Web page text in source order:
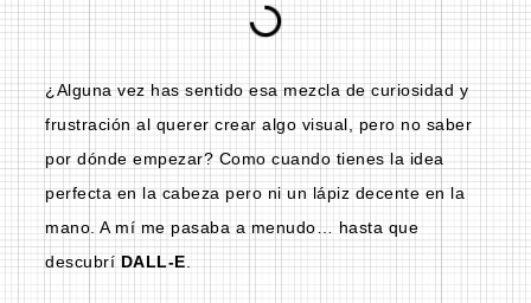
¿Alguna vez has sentido esa mezcla de curiosidad y
frustración al querer crear algo visual, pero no saber
por dónde empezar? Como cuando tienes la idea
perfecta en la cabeza pero ni un lápiz decente en la
mano. A mí me pasaba a menudo… hasta que
descubrí DALL-E.